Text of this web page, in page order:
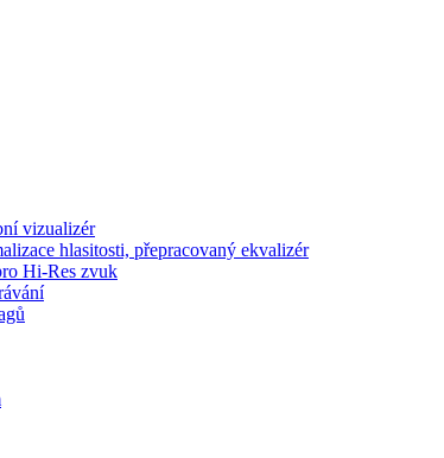
vizualizér
hlasitosti, přepracovaný ekvalizér
Hi-Res zvuk